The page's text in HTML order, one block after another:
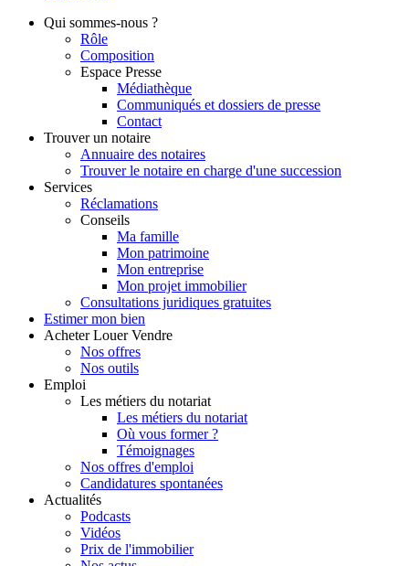
Qui sommes-nous ?
Rôle
Composition
Espace Presse
Médiathèque
Communiqués et dossiers de presse
Contact
Trouver un notaire
Annuaire des notaires
Trouver le notaire en charge d'une succession
Services
Réclamations
Conseils
Ma famille
Mon patrimoine
Mon entreprise
Mon projet immobilier
Consultations juridiques gratuites
Estimer mon bien
Acheter Louer Vendre
Nos offres
Nos outils
Emploi
Les métiers du notariat
Les métiers du notariat
Où vous former ?
Témoignages
Nos offres d'emploi
Candidatures spontanées
Actualités
Podcasts
Vidéos
Prix de l'immobilier